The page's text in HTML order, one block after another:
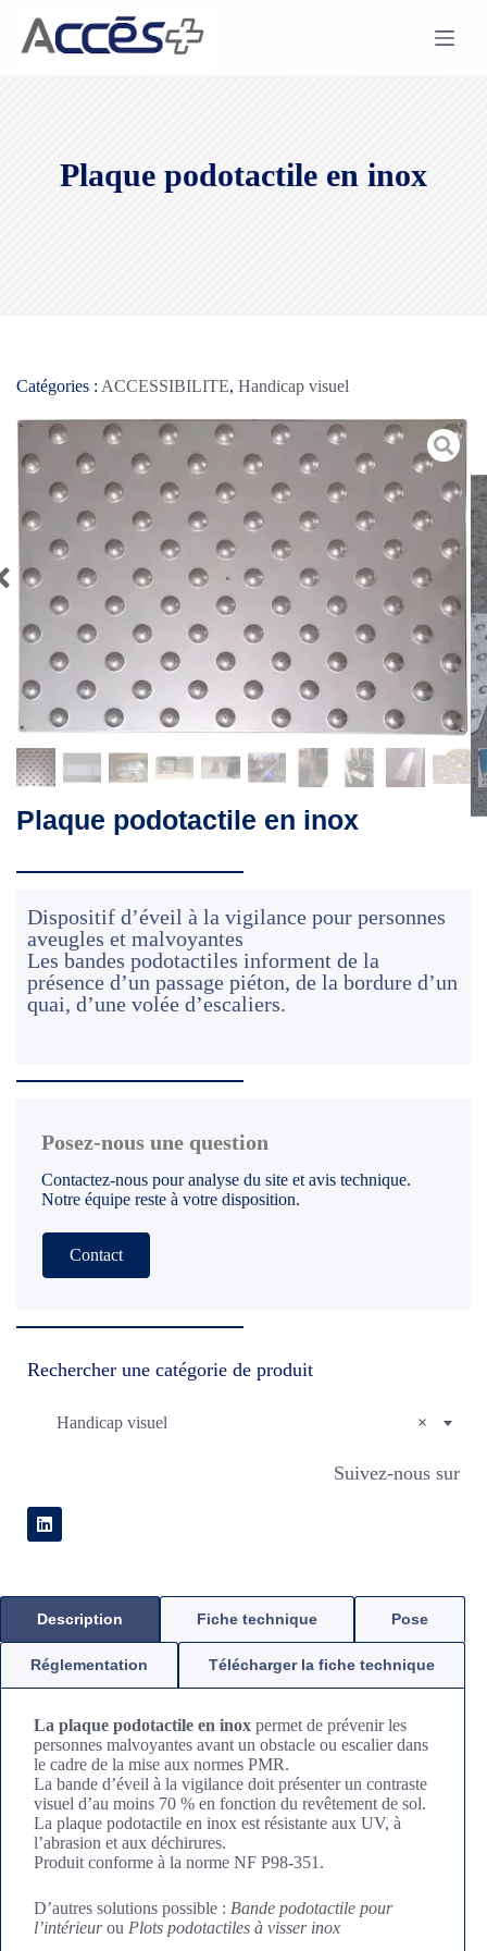
Plaque podotactile en inox
Catégories : ACCESSIBILITE, Handicap visuel
Plaque podotactile en inox
Dispositif d’éveil à la vigilance pour personnes
aveugles et malvoyantes
Les bandes podotactiles informent de la
présence d’un passage piéton, de la bordure d’un
quai, d’une volée d’escaliers.
Posez-nous une question
Contactez-nous pour analyse du site et avis technique.
Notre équipe reste à votre disposition.
Contact
Rechercher une catégorie de produit
×
Handicap visuel
Suivez-nous sur
Description Fiche technique Pose
Réglementation Télécharger la fiche technique
La plaque podotactile en inox permet de prévenir les
personnes malvoyantes avant un obstacle ou escalier dans
le cadre de la mise aux normes PMR.
La bande d’éveil à la vigilance doit présenter un contraste
visuel d’au moins 70 % en fonction du revêtement de sol.
La plaque podotactile en inox est résistante aux UV, à
l’abrasion et aux déchirures.
Produit conforme à la norme NF P98-351.
D’autres solutions possible : Bande podotactile pour
l’intérieurou Plots podotactiles à visser inox